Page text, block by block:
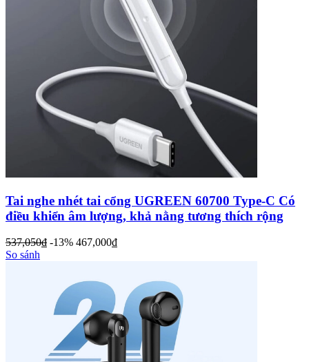
Tai nghe nhét tai cổng UGREEN 60700 Type-C Có
điều khiển âm lượng, khả nằng tương thích rộng
537,050đ -13% 467,000đ
So sánh